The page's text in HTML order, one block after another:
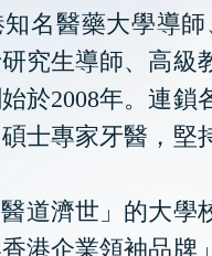
名醫藥大學導師
究生導師、高級
於2008年。連鎖
士專家牙醫，堅
道濟世」的大學
港企業領袖品牌